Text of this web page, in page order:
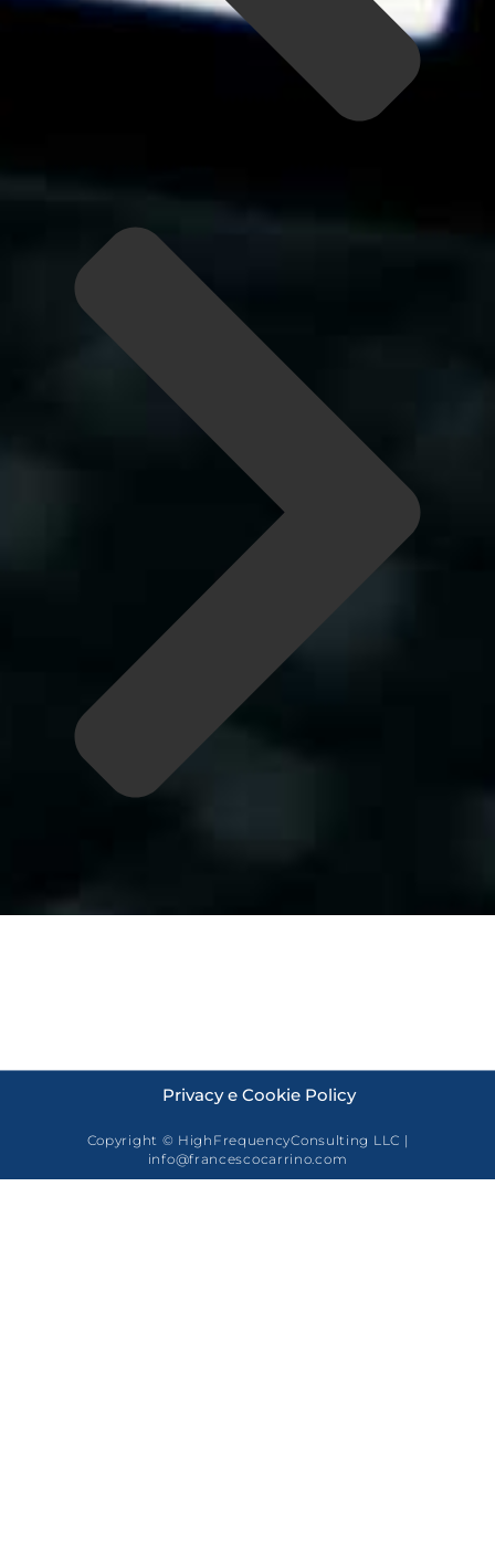
Copyright © HighFrequencyConsulting LLC |
info@francescocarrino.com
Privacy e Cookie Policy